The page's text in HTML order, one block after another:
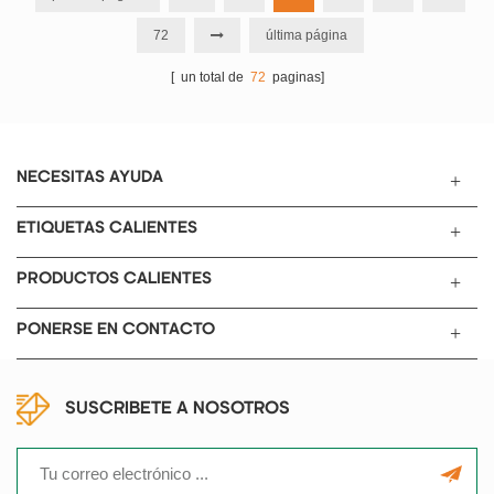
un buen rendimiento de ciclo.
temperatura ultrabaja. Es
adecuado para todas las
celda de bolsa, 18650, 26650,
72 última página
[ un total de 72 paginas]
NECESITAS AYUDA
ETIQUETAS CALIENTES
PRODUCTOS CALIENTES
PONERSE EN CONTACTO
SUSCRIBETE A NOSOTROS